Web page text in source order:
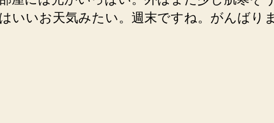
いいお天気みたい。週末ですね。がんばり